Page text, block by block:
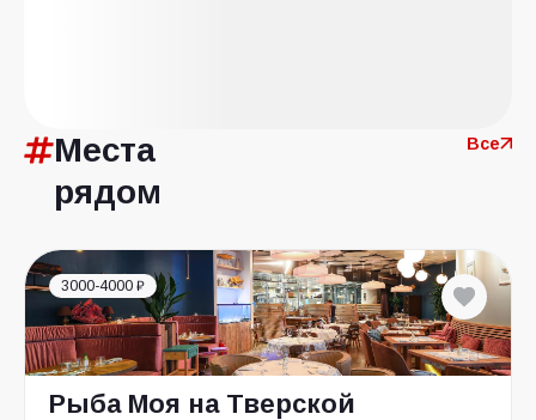
Места
рядом
Все
3000-4000 ₽
Рыба Моя на Тверской